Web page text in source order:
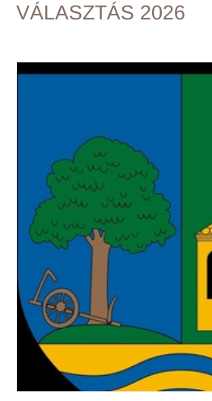
VÁLASZTÁS 2026